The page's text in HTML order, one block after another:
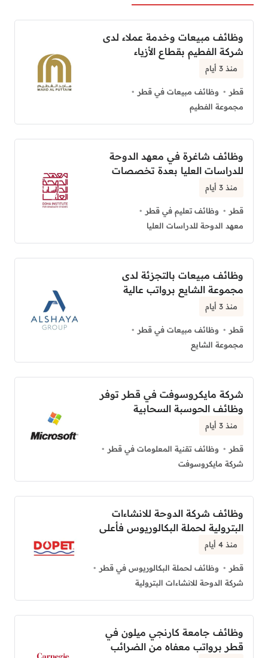
وظائف مبيعات وخدمة عملاء لدى
شركة الفطيم بقطاع الأزياء
منذ 3 أيام
قطر
وظائف مبيعات في قطر
مجموعة الفطيم
وظائف شاغرة في معهد الدوحة
للدراسات العليا بعدة تخصصات
منذ 3 أيام
قطر
وظائف تعليم في قطر
معهد الدوحة للدراسات العليا
وظائف مبيعات بالتجزئة لدى
مجموعة الشايع برواتب عالية
منذ 3 أيام
قطر
وظائف مبيعات في قطر
مجموعة الشايع
شركة مايكروسوفت في قطر توفر
وظائف الحوسبة السحابية
منذ 3 أيام
قطر
وظائف تقنية المعلومات في قطر
شركة مايكروسوفت
وظائف شركة الدوحة للانشاءات
البترولية لحملة البكالوريوس فأعلى
منذ 4 أيام
قطر
وظائف لحملة البكالوريوس في قطر
شركة الدوحة للانشاءات البترولية
وظائف جامعة كارنجي ميلون في
قطر برواتب معفاه من الضرائب